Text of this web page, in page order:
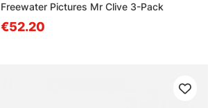
Freewater Pictures Mr Clive 3-Pack
€52.20